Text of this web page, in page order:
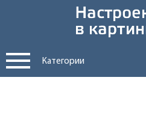
Категории